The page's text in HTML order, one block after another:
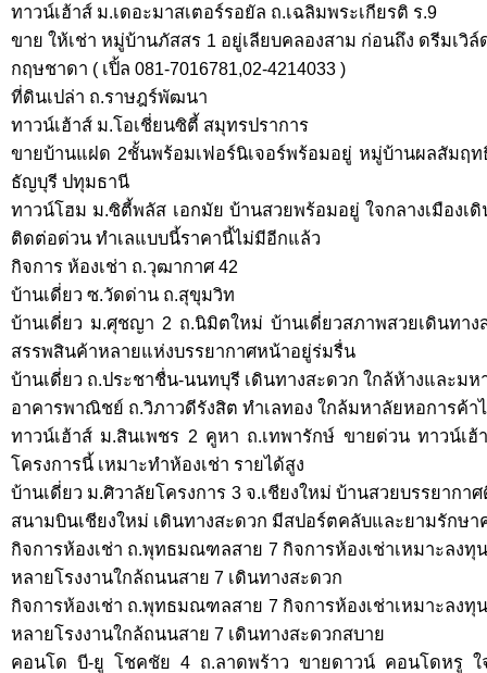
ทาวน์เฮ้าส์ ม.เดอะมาสเตอร์รอยัล ถ.เฉลิมพระเกียรติ ร.9
ขาย ให้เช่า หมู่บ้านภัสสร 1 อยู่เลียบคลองสาม ก่อนถึง ดรีมเวิล์
กฤษชาดา ( เปิ้ล 081-7016781,02-4214033 )
ที่ดินเปล่า ถ.ราษฎร์พัฒนา
ทาวน์เฮ้าส์ ม.โอเชี่ยนซิตี้ สมุทรปราการ
ขายบ้านแฝด 2ชั้นพร้อมเฟอร์นิเจอร์พร้อมอยู่ หมู่บ้านผลสัมฤท
ธัญบุรี ปทุมธานี
ทาวน์โฮม ม.ซิตี้พลัส เอกมัย บ้านสวยพร้อมอยู่ ใจกลางเมืองเ
ติดต่อด่วน ทำเลแบบนี้ราคานี้ไม่มีอีกแล้ว
กิจการ ห้องเช่า ถ.วุฒากาศ 42
บ้านเดี่ยว ซ.วัดด่าน ถ.สุขุมวิท
บ้านเดี่ยว ม.ศุชญา 2 ถ.นิมิตใหม่ บ้านเดี่ยวสภาพสวยเดินทา
สรรพสินค้าหลายแห่งบรรยากาศหน้าอยู่ร่มรื่น
บ้านเดี่ยว ถ.ประชาชื่น-นนทบุรี เดินทางสะดวก ใกล้ห้างและมห
อาคารพาณิชย์ ถ.วิภาวดีรังสิต ทำเลทอง ใกล้มหาลัยหอการค้า
ทาวน์เฮ้าส์ ม.สินเพชร 2 คูหา ถ.เทพารักษ์ ขายด่วน ทาวน์เ
โครงการนี้ เหมาะทำห้องเช่า รายได้สูง
บ้านเดี่ยว ม.ศิวาลัยโครงการ 3 จ.เชียงใหม่ บ้านสวยบรรยาก
สนามบินเชียงใหม่ เดินทางสะดวก มีสปอร์ตคลับและยามรักษ
กิจการห้องเช่า ถ.พุทธมณฑลสาย 7 กิจการห้องเช่าเหมาะลงทุ
หลายโรงงานใกล้ถนนสาย 7 เดินทางสะดวก
กิจการห้องเช่า ถ.พุทธมณฑลสาย 7 กิจการห้องเช่าเหมาะลงทุ
หลายโรงงานใกล้ถนนสาย 7 เดินทางสะดวกสบาย
คอนโด บี-ยู โชคชัย 4 ถ.ลาดพร้าว ขายดาวน์ คอนโดหรู ใ